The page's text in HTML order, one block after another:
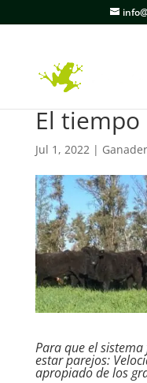
El tiempo
Jul 1, 2022|
Para que el
estar parejos:
apropiado de los